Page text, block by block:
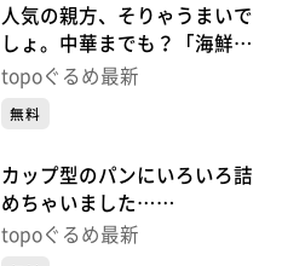
人気の親方、そりゃうまいで
しょ。中華までも？「海鮮た
くみ」（大崎市田尻沼部新富
topoぐるめ最新
無料
カップ型のパンにいろいろ詰
めちゃいました…
「HIPCROPS」（大崎市田尻
topoぐるめ最新